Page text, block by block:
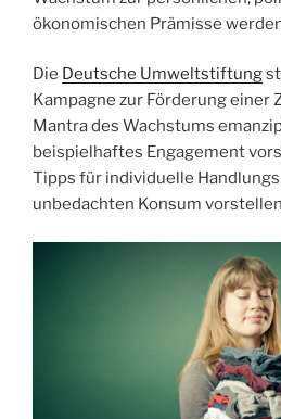
ökonomischen Prämisse
Die Deutsche Umweltstiftung
Kampagne zur Förderung einer
Mantra des Wachstums
beispielhaftes Engagement
Tipps für individuelle
unbedachten Konsum vorstellen